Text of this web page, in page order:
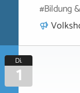
#Bildung
Di.
1